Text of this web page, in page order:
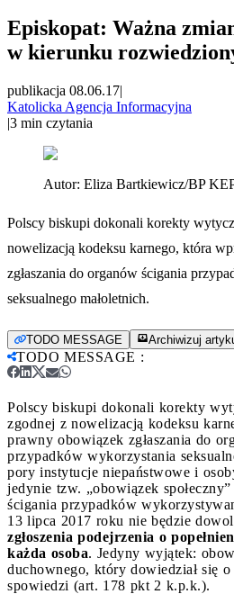
Episkopat: Ważna
w kierunku
publikacja 08.06.17|
Katolicka Agencja Informacyjna
|3 min czytania
Autor: Eliza Bartkiewicz/BP
Polscy biskupi dokonali korekty
nowelizacją kodeksu karnego, która
zgłaszania do organów ścigania
seksualnego małoletnich.
TODO MESSAGE Archiwizuj
TODO MESSAGE :
Polscy biskupi dokonali korekty
zgodnej z nowelizacją kodeksu
prawny obowiązek zgłaszania do
przypadków wykorzystania
pory instytucje niepaństwowe i
jedynie tzw. „obowiązek
ścigania przypadków
13 lipca 2017 roku nie będzie
zgłoszenia podejrzenia o
każda osoba. Jedyny wyjątek:
duchownego, który dowiedział się o
spowiedzi (art. 178 pkt 2 k.p.k.).